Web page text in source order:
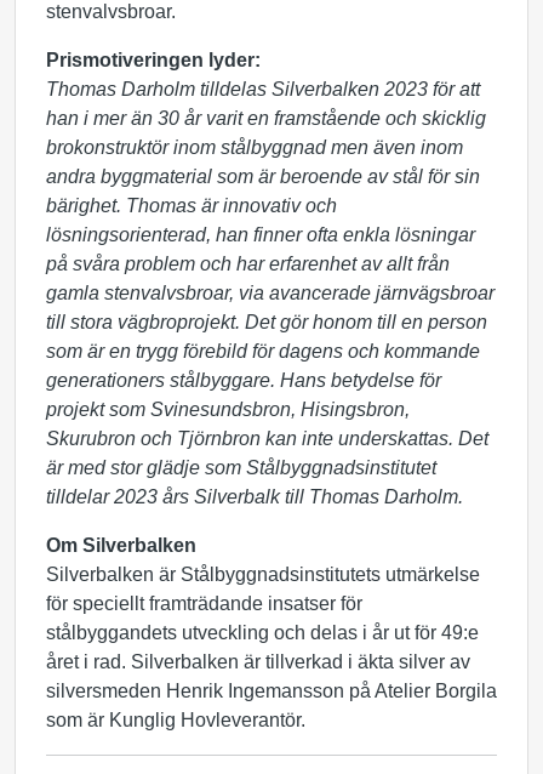
stenvalvsbroar.
Prismotiveringen lyder:
Thomas Darholm tilldelas Silverbalken 2023 för att
han i mer än 30 år varit en framstående och skicklig
brokonstruktör inom stålbyggnad men även inom
andra byggmaterial som är beroende av stål för sin
bärighet. Thomas är innovativ och
lösningsorienterad, han finner ofta enkla lösningar
på svåra problem och har erfarenhet av allt från
gamla stenvalvsbroar, via avancerade järnvägsbroar
till stora vägbroprojekt. Det gör honom till en person
som är en trygg förebild för dagens och kommande
generationers stålbyggare. Hans betydelse för
projekt som Svinesundsbron, Hisingsbron,
Skurubron och Tjörnbron kan inte underskattas. Det
är med stor glädje som Stålbyggnadsinstitutet
tilldelar 2023 års Silverbalk till Thomas Darholm.
Om Silverbalken
Silverbalken är Stålbyggnadsinstitutets utmärkelse
för speciellt framträdande insatser för
stålbyggandets utveckling och delas i år ut för 49:e
året i rad. Silverbalken är tillverkad i äkta silver av
silversmeden Henrik Ingemansson på Atelier Borgila
som är Kunglig Hovleverantör.